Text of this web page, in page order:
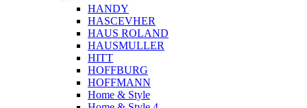
HANDY
HASCEVHER
HAUS ROLAND
HAUSMULLER
HITT
HOFFBURG
HOFFMANN
Home & Style